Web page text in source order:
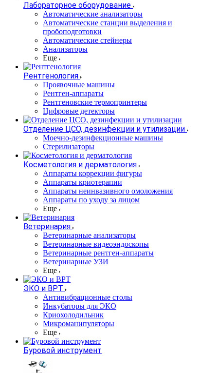
Лабораторное оборудование
Автоматические анализаторы
Автоматические станции выделения и
пробоподготовки
Автоматические стейнеры
Анализаторы
Еще
Рентгенология
Проявочные машины
Рентген-аппараты
Рентгеновские термопринтеры
Цифровые детекторы
Отделение ЦСО, дезинфекции и утилизации
Моечно-дезинфекционные машины
Стерилизаторы
Косметология и дерматология
Аппараты коррекции фигуры
Аппараты криотерапии
Аппараты неинвазивного омоложения
Аппараты по уходу за лицом
Еще
Ветеринария
Ветеринарные анализаторы
Ветеринарные видеоэндоскопы
Ветеринарные рентген-аппараты
Ветеринарные УЗИ
Еще
ЭКО и ВРТ
Антивибрационные столы
Инкубаторы для ЭКО
Криохолодильник
Микроманипуляторы
Еще
Буровой инструмент